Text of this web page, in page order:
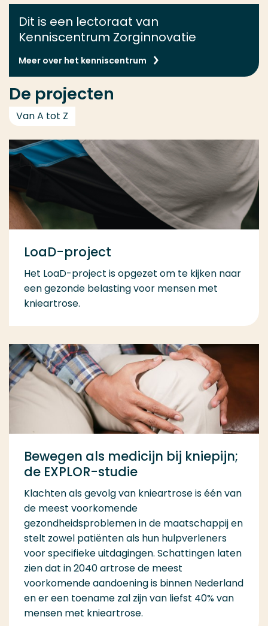
Dit is een lectoraat van
Kenniscentrum Zorginnovatie
Meer over het kenniscentrum
De projecten
Van A tot Z
LoaD-project
Het LoaD-project is opgezet om te kijken naar
een gezonde belasting voor mensen met
knieartrose.
Bewegen als medicijn bij kniepijn;
de EXPLOR-studie
Klachten als gevolg van knieartrose is één van
de meest voorkomende
gezondheidsproblemen in de maatschappij en
stelt zowel patiënten als hun hulpverleners
voor specifieke uitdagingen. Schattingen laten
zien dat in 2040 artrose de meest
voorkomende aandoening is binnen Nederland
en er een toename zal zijn van liefst 40% van
mensen met knieartrose.